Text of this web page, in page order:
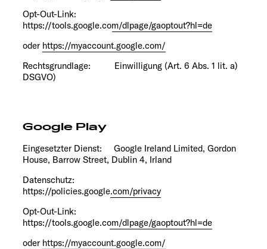
Opt-Out-Link:
https://tools.google.com/dlpage/gaoptout?hl=de
oder https://myaccount.google.com/
Rechtsgrundlage: Einwilligung (Art. 6 Abs. 1 lit. a)
DSGVO)
Google Play
Eingesetzter Dienst: Google Ireland Limited, Gordon
House, Barrow Street, Dublin 4, Irland
Datenschutz:
https://policies.google.com/privacy
Opt-Out-Link:
https://tools.google.com/dlpage/gaoptout?hl=de
oder https://myaccount.google.com/